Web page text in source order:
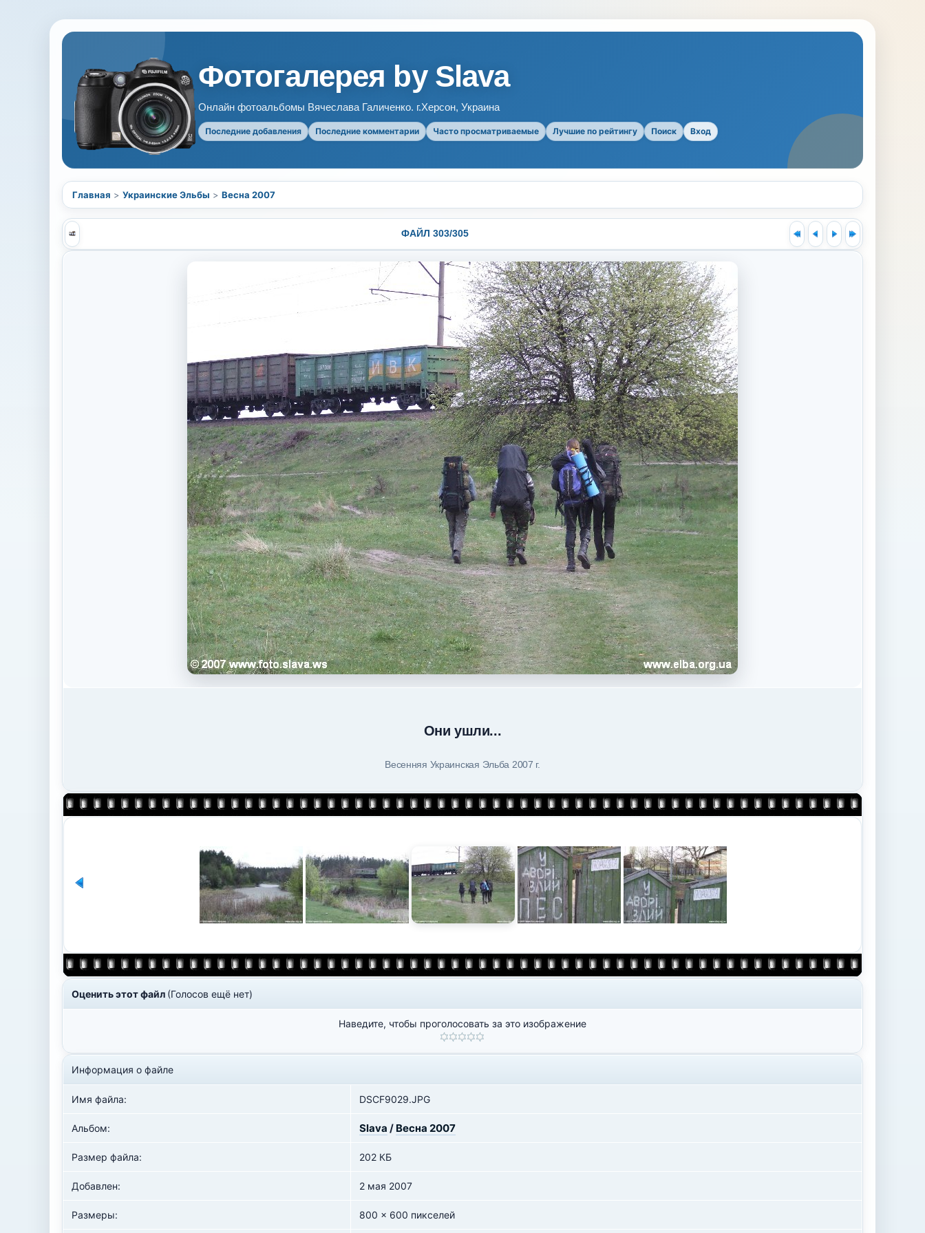
Фотогалерея by Slava
Онлайн фотоальбомы Вячеслава Галиченко. г.Херсон, Украина
Последние добавления Последние комментарии Часто просматриваемые Лучшие по рейтингу Поиск Вход
Главная > Украинские Эльбы > Весна 2007
ФАЙЛ 303/305
Они ушли...
Весенняя Украинская Эльба 2007 г.
Оценить этот файл (Голосов ещё нет)
Наведите, чтобы проголосовать за это изображение
Информация о файле
Имя файла: DSCF9029.JPG
Альбом: Slava / Весна 2007
Размер файла: 202 КБ
Добавлен: 2 мая 2007
Размеры: 800 x 600 пикселей